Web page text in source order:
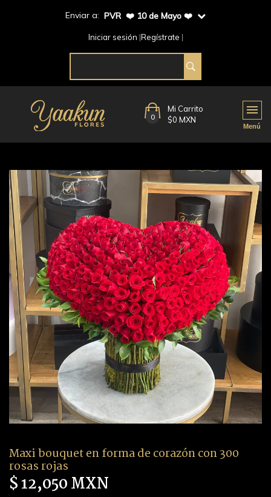
Enviar a: PVR ❤️ 10 de Mayo ❤️
Iniciar sesión Regístrate
0
Mi Carrito
$0 MXN
Maxi bouquet en forma de corazón con 300
rosas rojas
$ 12,050 MXN